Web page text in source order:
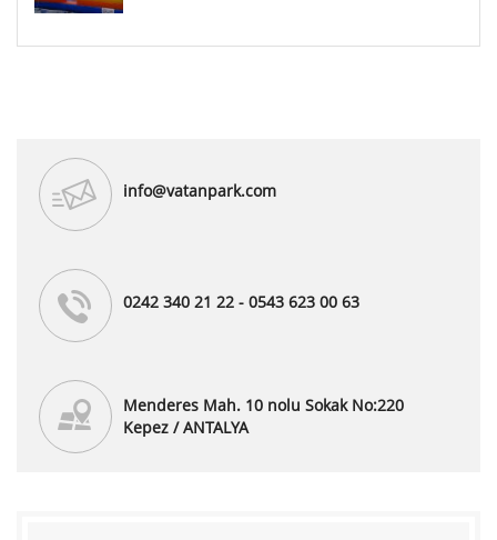
info@vatanpark.com
0242 340 21 22 - 0543 623 00 63
Menderes Mah. 10 nolu Sokak No:220
Kepez / ANTALYA